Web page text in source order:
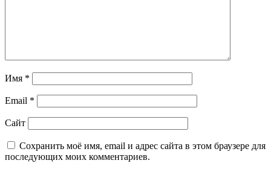
Имя *
Email *
Сайт
Сохранить моё имя, email и адрес сайта в этом браузере для
последующих моих комментариев.